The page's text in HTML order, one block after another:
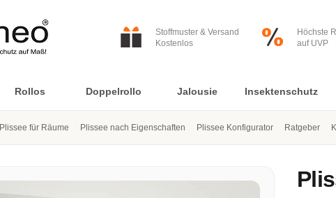
Stoffmuster & Versand
Kostenlos
Höchste
auf UVP
Plissee für Räume Plissee nach Eigenschaften Plissee Konfigurator Ratgeber
Rollos Doppelrollo Jalousie Insektenschutz